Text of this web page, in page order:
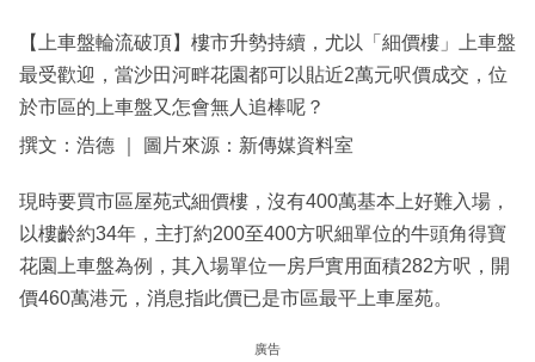
區
【上車盤輪流破頂】樓市升勢持續，尤以「細價樓」上車盤
最受歡迎，當沙田河畔花園都可以貼近2萬元呎價成交，位
於市區的上車盤又怎會無人追棒呢？
撰文：浩德 ｜ 圖片來源：新傳媒資料室
現時要買市區屋苑式細價樓，沒有400萬基本上好難入場，
以樓齡約34年，主打約200至400方呎細單位的牛頭角得寶
花園上車盤為例，其入場單位一房戶實用面積282方呎，開
價460萬港元，消息指此價已是市區最平上車屋苑。
廣告